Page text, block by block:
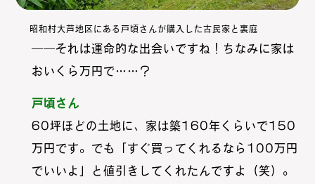
昭和村大芦地区にある戸頃さんが購入した古民家と裏庭
――それは運命的な出会いですね！ちなみに家は
おいくら万円で……？
戸頃さん
60坪ほどの土地に、家は築160年くらいで150
万円です。でも「すぐ買ってくれるなら100万円
でいいよ」と値引きしてくれたんですよ（笑）。